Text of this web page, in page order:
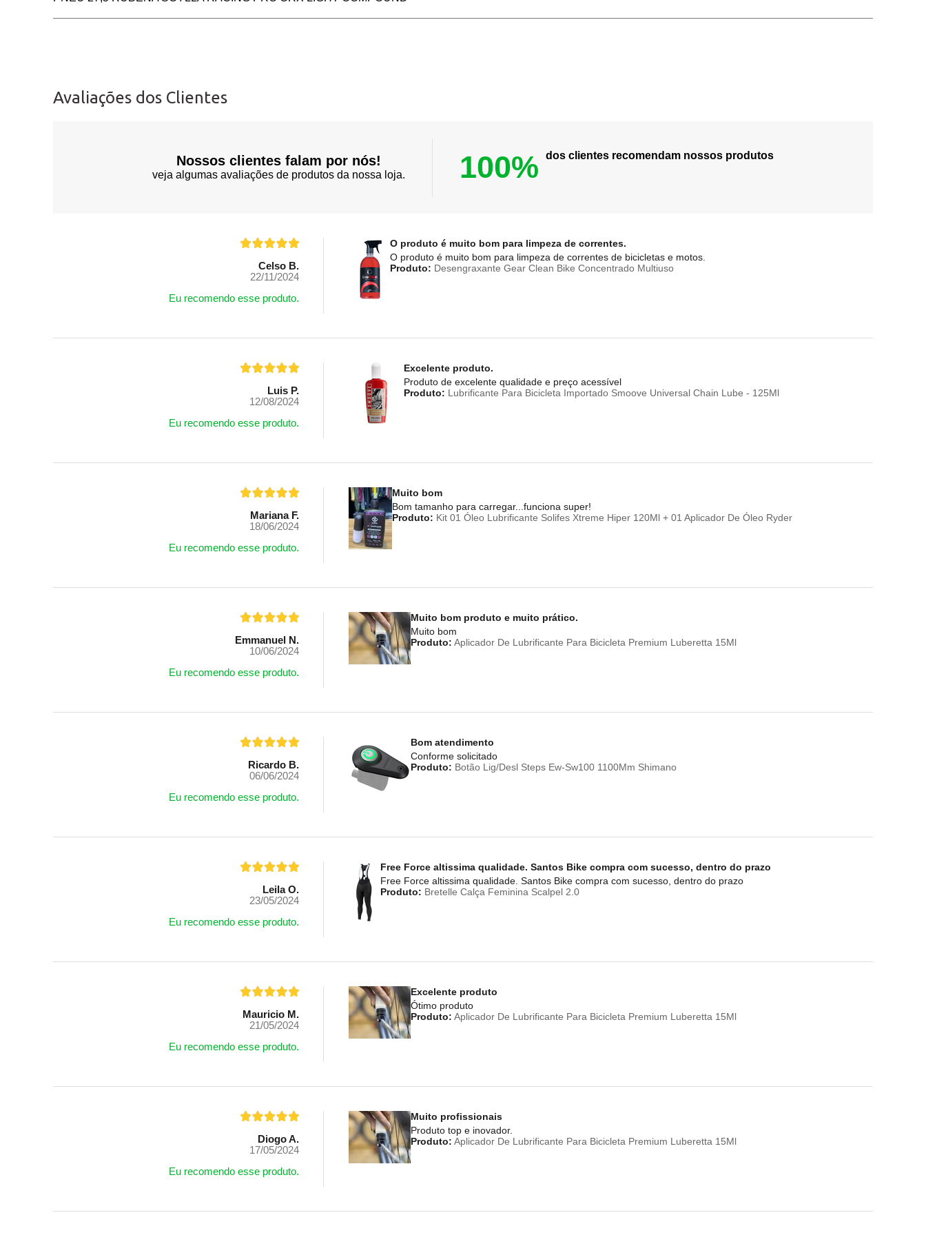
Avaliações dos Clientes
Nossos clientes falam por nós!
veja algumas avaliações de produtos da nossa loja. 100% dos clientes recomendam nossos produtos
Celso B.
22/11/2024
Eu recomendo esse produto.
O produto é muito bom para limpeza de correntes.
O produto é muito bom para limpeza de correntes de bicicletas e motos.
Produto: Desengraxante Gear Clean Bike Concentrado Multiuso
Luis P.
12/08/2024
Eu recomendo esse produto.
Excelente produto.
Produto de excelente qualidade e preço acessível
Produto: Lubrificante Para Bicicleta Importado Smoove Universal Chain Lube - 125Ml
Mariana F.
18/06/2024
Eu recomendo esse produto.
Muito bom
Bom tamanho para carregar...funciona super!
Produto: Kit 01 Óleo Lubrificante Solifes Xtreme Hiper 120Ml + 01 Aplicador De Óleo Ryder
Emmanuel N.
10/06/2024
Eu recomendo esse produto.
Muito bom produto e muito prático.
Muito bom
Produto: Aplicador De Lubrificante Para Bicicleta Premium Luberetta 15Ml
Ricardo B.
06/06/2024
Eu recomendo esse produto.
Bom atendimento
Conforme solicitado
Produto: Botão Lig/Desl Steps Ew-Sw100 1100Mm Shimano
Leila O.
23/05/2024
Eu recomendo esse produto.
Free Force altissima qualidade. Santos Bike compra com sucesso, dentro do prazo
Free Force altissima qualidade. Santos Bike compra com sucesso, dentro do prazo
Produto: Bretelle Calça Feminina Scalpel 2.0
Mauricio M.
21/05/2024
Eu recomendo esse produto.
Excelente produto
Ótimo produto
Produto: Aplicador De Lubrificante Para Bicicleta Premium Luberetta 15Ml
Diogo A.
17/05/2024
Eu recomendo esse produto.
Muito profissionais
Produto top e inovador.
Produto: Aplicador De Lubrificante Para Bicicleta Premium Luberetta 15Ml